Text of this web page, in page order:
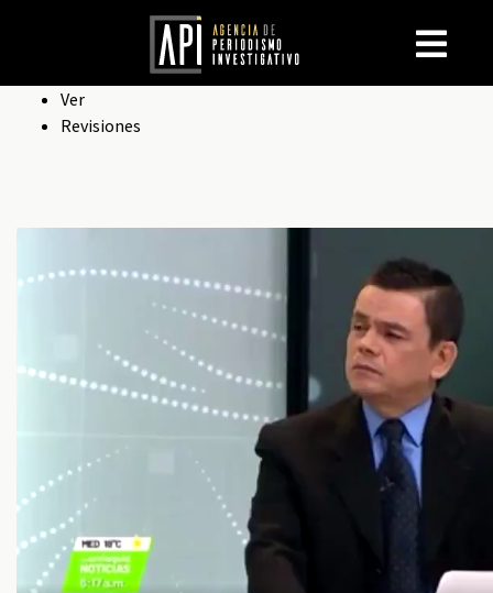
Solapas
Ver
Revisiones